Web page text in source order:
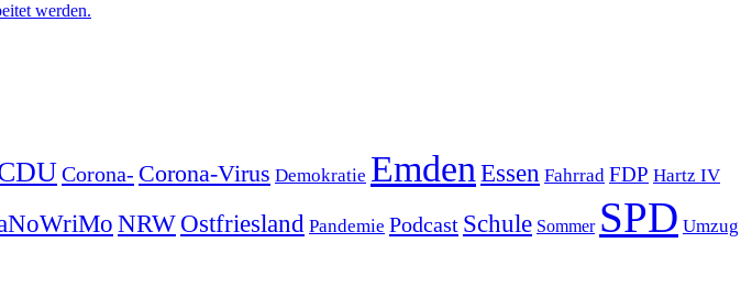
werden.
Corona- Corona-Virus Demokratie Emden Essen Fahrrad FDP Hartz IV
NRWOstfriesland Pandemie Podcast Schule Sommer SPD Umzug